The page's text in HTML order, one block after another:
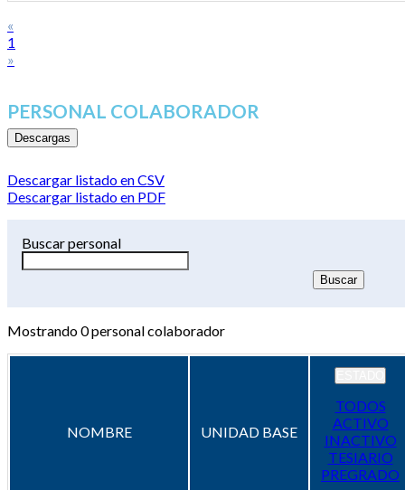
«
1
»
PERSONAL COLABORADOR
Descargas
Descargar listado en CSV
Descargar listado en PDF
Buscar personal
Mostrando0personal colaborador
NOMBRE UNIDAD BASE
TODOS
ACTIVO
INACTIVO
TESIARIO
PREGRADO